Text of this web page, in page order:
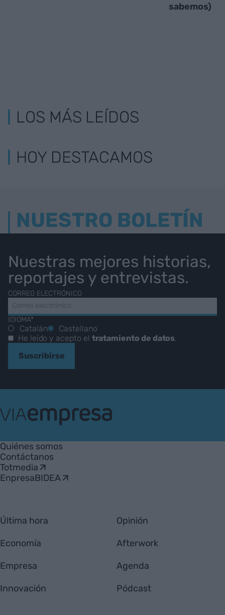
sabemos)
LOS MÁS LEÍDOS
HOY DESTACAMOS
NUESTRO BOLETÍN
Nuestras mejores historias,
reportajes y entrevistas.
CORREO ELECTRÓNICO
IDIOMA*
Catalán
Castellano
He leído y acepto el tratamiento de datos.
Suscribirse
Empresa
Quiénes somos
Contáctanos
Totmedia
EnpresaBIDEA
Última hora
Economía
Empresa
Innovación
Opinión
Afterwork
Agenda
Pódcast